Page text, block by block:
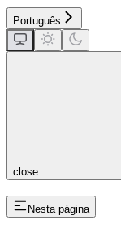
Português
close
Nesta página